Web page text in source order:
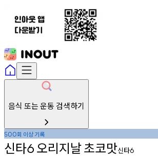
음식 또는 운동 검색하기
500회 이상기록
신타6오리지날초코맛신타6